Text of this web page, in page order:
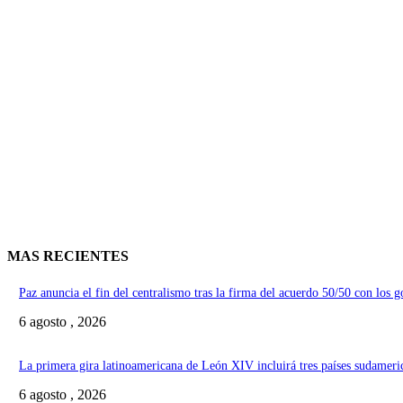
MAS RECIENTES
Paz anuncia el fin del centralismo tras la firma del acuerdo 50/50 con los
6 agosto , 2026
La primera gira latinoamericana de León XIV incluirá tres países
6 agosto , 2026